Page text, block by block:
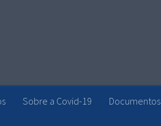
Sobre a Covid-19 Documentos